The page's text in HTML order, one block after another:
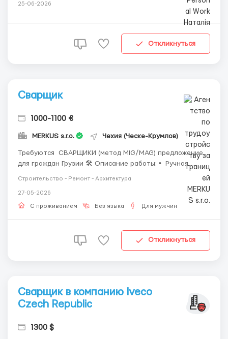
25-06-2026
Откликнуться
Сварщик
1000-1100 €
MERKUS s.r.o. Чехия (Ческе-Крумлов)
Требуются СВАРЩИКИ (метод MIG/MAG) предложение
для граждан Грузии 🛠 Описание работы: • Ручная
линии • Сварка прототипов и предсерийных деталей •
Обслуживание автоматических сварочных аппаратов
&bu...
Строительство - Ремонт - Архитектура
27-05-2026
С проживанием Без языка Для мужчин
Откликнуться
Сварщик в компанию Iveco
Czech Republic
1300 $